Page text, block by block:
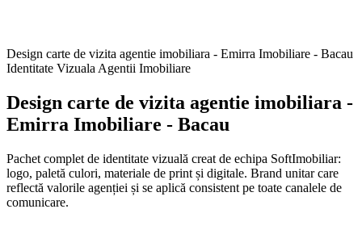
Design carte de vizita agentie imobiliara - Emirra Imobiliare - Bacau
Identitate Vizuala Agentii Imobiliare
Design carte de vizita agentie imobiliara -
Emirra Imobiliare - Bacau
Pachet complet de identitate vizuală creat de echipa SoftImobiliar:
logo, paletă culori, materiale de print și digitale. Brand unitar care
reflectă valorile agenției și se aplică consistent pe toate canalele de
comunicare.